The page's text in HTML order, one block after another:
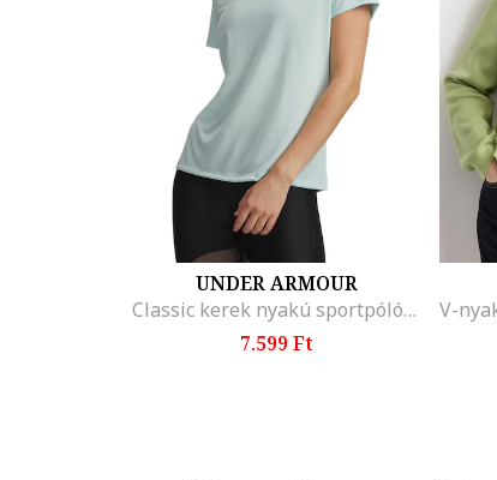
UNDER ARMOUR
Classic kerek nyakú sportpóló, Fehér/Mentazöld
7.599 Ft